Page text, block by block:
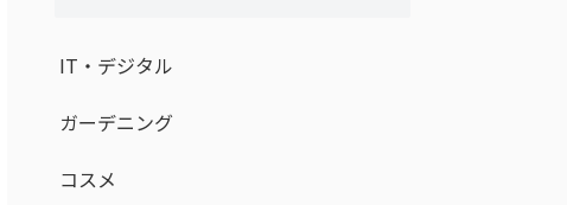
IT・デジタル
ガーデニング
コスメ